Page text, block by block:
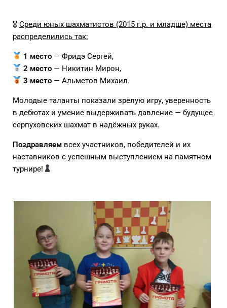
🎖 Среди юных шахматистов (2015 г.р. и младше) места
распределились так:
1 место — Фридэ Сергей,
2 место — Никитин Мирон,
3 место — Альметов Михаил.
Молодые таланты показали зрелую игру, уверенность
в дебютах и умение выдерживать давление — будущее
серпуховских шахмат в надёжных руках.
Поздравляем всех участников, победителей и их
наставников с успешным выступлением на памятном
турнире!